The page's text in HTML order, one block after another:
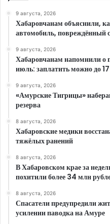
9 августа, 2026
Хабаровчанам объяснили,
автомобиль, повреждённый
9 августа, 2026
Хабаровчанам напомнили о
июль: заплатить можно до 17
9 августа, 2026
«Амурские Тигрицы»
резерва
8 августа, 2026
Хабаровские медики
тяжёлых ранений
8 августа, 2026
В Хабаровском крае за
похитили более 34 млн
8 августа, 2026
Спасатели предупредили
усилении паводка на Амуре